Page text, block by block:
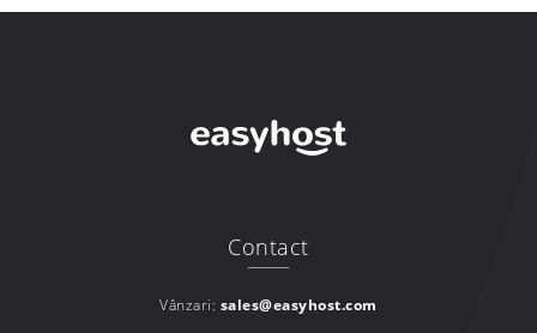
Contact
Vânzari: sales@easyhost.com